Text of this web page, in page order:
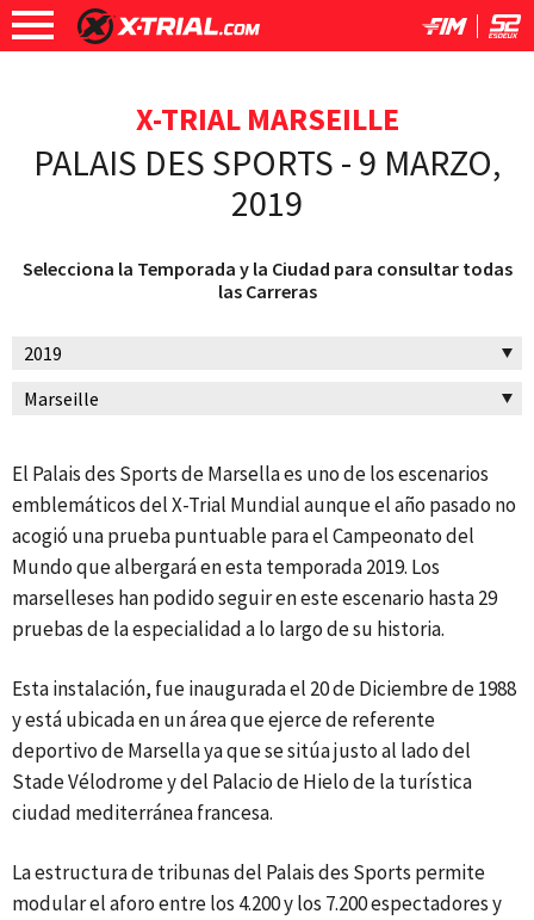
X-TRIAL MARSEILLE
PALAIS DES SPORTS - 9 MARZO,
2019
Selecciona la Temporada y la Ciudad para consultar todas
las Carreras
El Palais des Sports de Marsella es uno de los escenarios
emblemáticos del X-Trial Mundial aunque el año pasado no
acogió una prueba puntuable para el Campeonato del
Mundo que albergará en esta temporada 2019. Los
marselleses han podido seguir en este escenario hasta 29
pruebas de la especialidad a lo largo de su historia.
Esta instalación, fue inaugurada el 20 de Diciembre de 1988
y está ubicada en un área que ejerce de referente
deportivo de Marsella ya que se sitúa justo al lado del
Stade Vélodrome y del Palacio de Hielo de la turística
ciudad mediterránea francesa.
La estructura de tribunas del Palais des Sports permite
modular el aforo entre los 4.200 y los 7.200 espectadores y